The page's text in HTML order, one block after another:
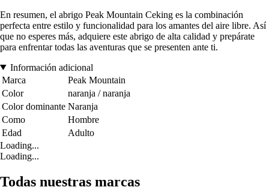
En resumen, el abrigo Peak Mountain Ceking es la combinación
perfecta entre estilo y funcionalidad para los amantes del aire libre. Así
que no esperes más, adquiere este abrigo de alta calidad y prepárate
para enfrentar todas las aventuras que se presenten ante ti.
Información adicional
Marca
Peak Mountain
Color
naranja / naranja
Color dominante Naranja
Como
Hombre
Edad
Adulto
Loading...
Loading...
Todas nuestras marcas